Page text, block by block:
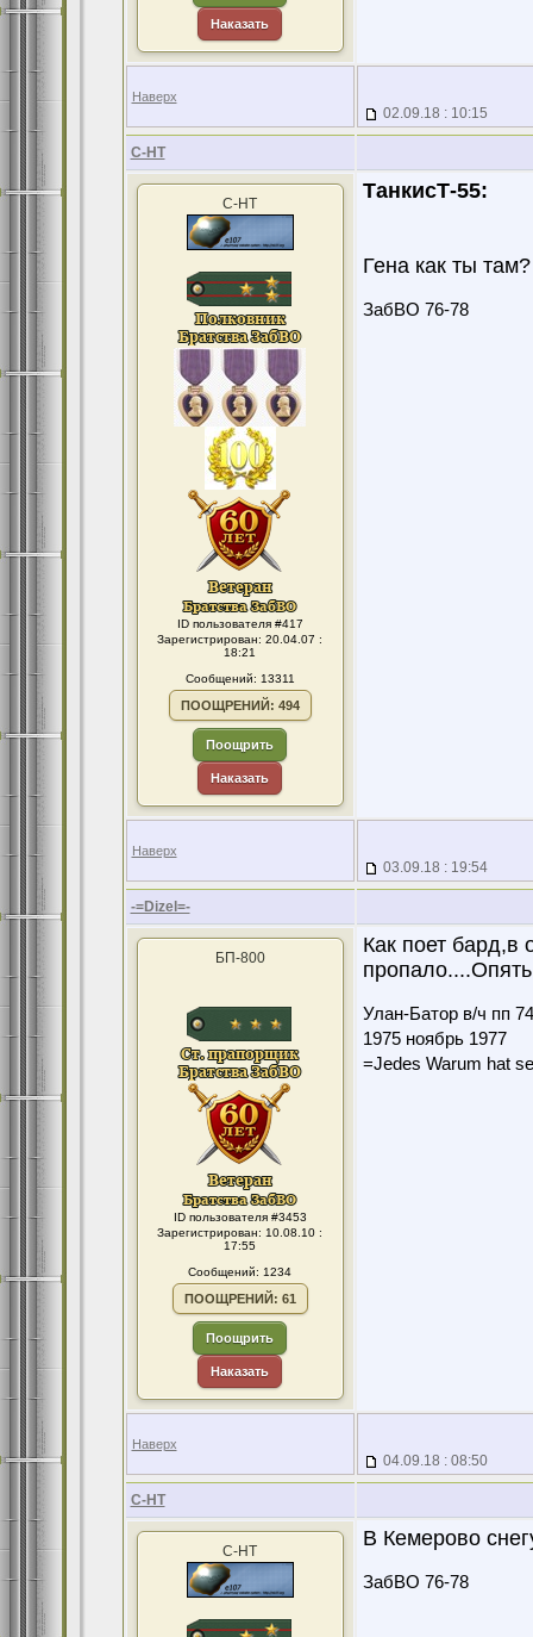
Наказать
Наверх
02.09.18 : 10:15
С-НТ
С-НТ
ID пользователя #417
Зарегистрирован: 20.04.07 :
18:21
Сообщений: 13311
ПООЩРЕНИЙ: 494
Поощрить
Наказать
ТанкисТ-55:
Гена как ты там?
ЗабВО 76-78
Наверх
03.09.18 : 19:54
-=Dizel=-
БП-800
ID пользователя #3453
Зарегистрирован: 10.08.10 :
17:55
Сообщений: 1234
ПООЩРЕНИЙ: 61
Поощрить
Наказать
Как поет бард,в
Улан-Батор в/ч пп
1975 ноябрь 1977
=Jedes Warum hat
Наверх
04.09.18 : 08:50
С-НТ
С-НТ
В Кемерово
ЗабВО 76-78